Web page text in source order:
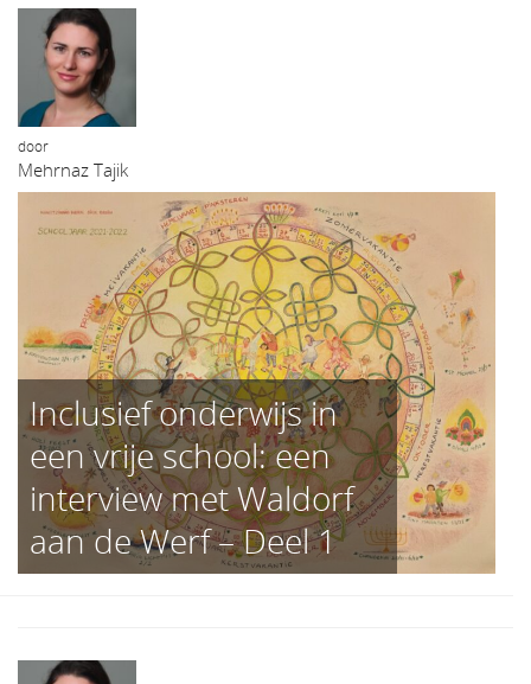
door
Mehrnaz Tajik
Inclusief onderwijs in
een vrije school: een
interview met Waldorf
aan de Werf – Deel 1